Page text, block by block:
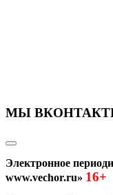
МЫ
Электронное
www.vechor.ru» 16+